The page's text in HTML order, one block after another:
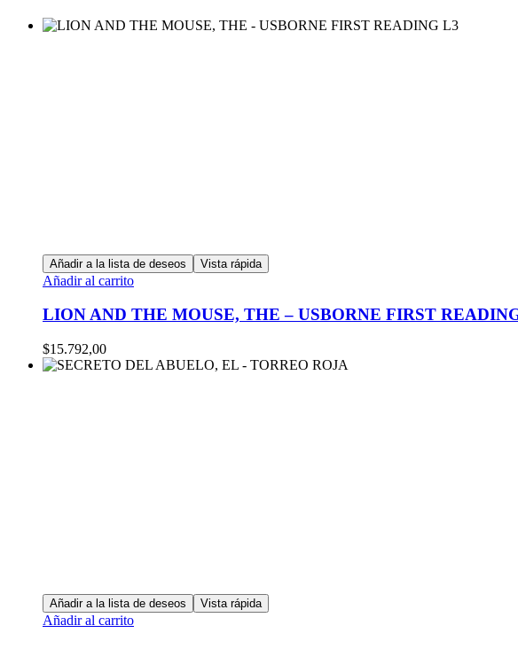
Añadir a la lista de deseos Vista rápida
Añadir al carrito
LION AND THE MOUSE, THE – USBORNE FIRST
$15.792,00
Añadir a la lista de deseos Vista rápida
Añadir al carrito